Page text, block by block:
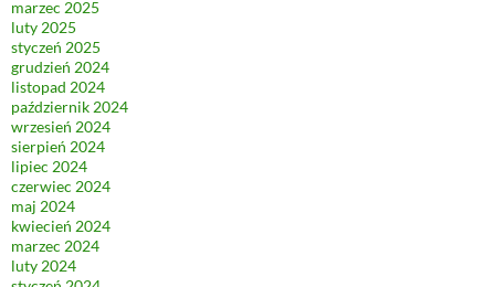
marzec 2025
luty 2025
styczeń 2025
grudzień 2024
listopad 2024
październik 2024
wrzesień 2024
sierpień 2024
lipiec 2024
czerwiec 2024
maj 2024
kwiecień 2024
marzec 2024
luty 2024